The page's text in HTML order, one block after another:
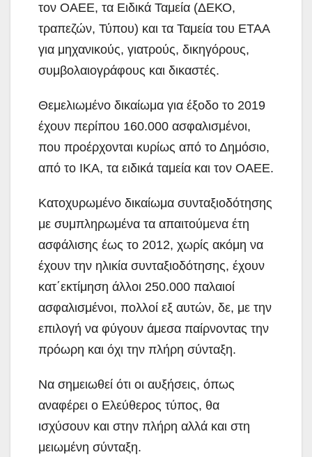
τον ΟΑΕΕ, τα Ειδικά Ταμεία (ΔΕΚΟ,
τραπεζών, Τύπου) και τα Ταμεία του ΕΤΑΑ
για μηχανικούς, γιατρούς, δικηγόρους,
συμβολαιογράφους και δικαστές.
Θεμελιωμένο δικαίωμα για έξοδο το 2019
έχουν περίπου 160.000 ασφαλισμένοι,
που προέρχονται κυρίως από το Δημόσιο,
από το ΙΚΑ, τα ειδικά ταμεία και τον ΟΑΕΕ.
Κατοχυρωμένο δικαίωμα συνταξιοδότησης
με συμπληρωμένα τα απαιτούμενα έτη
ασφάλισης έως το 2012, χωρίς ακόμη να
έχουν την ηλικία συνταξιοδότησης, έχουν
κατ΄εκτίμηση άλλοι 250.000 παλαιοί
ασφαλισμένοι, πολλοί εξ αυτών, δε, με την
επιλογή να φύγουν άμεσα παίρνοντας την
πρόωρη και όχι την πλήρη σύνταξη.
Να σημειωθεί ότι οι αυξήσεις, όπως
αναφέρει ο Ελεύθερος τύπος, θα
ισχύσουν και στην πλήρη αλλά και στη
μειωμένη σύνταξη.